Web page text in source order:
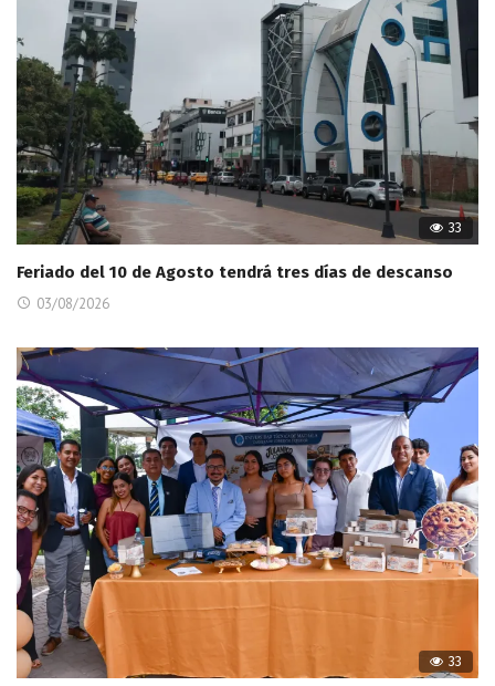
33
Feriado del 10 de Agosto tendrá tres días de descanso
03/08/2026
33